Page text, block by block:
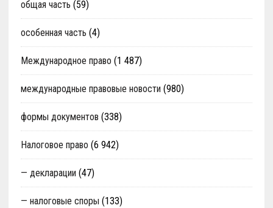
общая часть (59)
особенная часть (4)
Международное право (1 487)
международные правовые новости (980)
формы документов (338)
Налоговое право (6 942)
— декларации (47)
— налоговые споры (133)